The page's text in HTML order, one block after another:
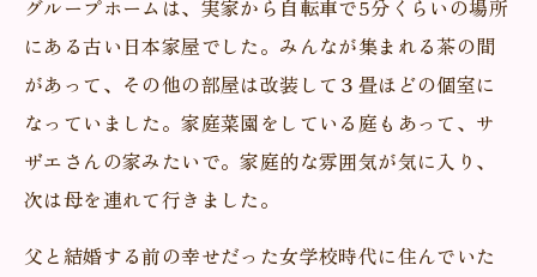
グループホームは、実家から自転車で5分くらいの場所
にある古い日本家屋でした。みんなが集まれる茶の間
があって、その他の部屋は改装して３畳ほどの個室に
なっていました。家庭菜園をしている庭もあって、サ
ザエさんの家みたいで。家庭的な雰囲気が気に入り、
次は母を連れて行きました。
父と結婚する前の幸せだった女学校時代に住んでいた